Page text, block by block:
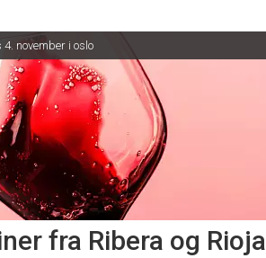
4. november i oslo
fra Ribera og Rioja